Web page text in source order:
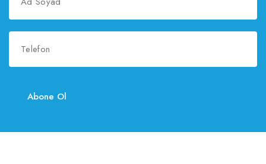
Abone Ol